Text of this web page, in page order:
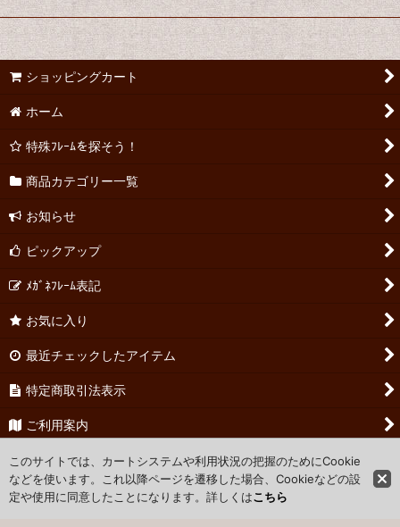
ショッピングカート
ホーム
特殊ﾌﾚｰﾑを探そう！
商品カテゴリー一覧
お知らせ
ピックアップ
ﾒｶﾞﾈﾌﾚｰﾑ表記
お気に入り
最近チェックしたアイテム
特定商取引法表示
ご利用案内
お問い合わせ
このサイトでは、カートシステムや利用状況の把握のためにCookie
などを使います。これ以降ページを遷移した場合、Cookieなどの設
定や使用に同意したことになります。詳しくはこちら